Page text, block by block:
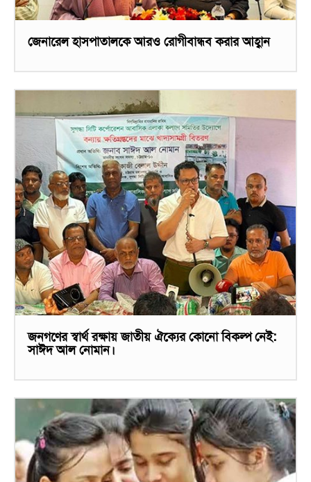
জেনারেল হাসপাতালকে আরও রোগীবান্ধব করার আহ্বান
জনগণের স্বার্থ রক্ষায় জাতীয় ঐক্যের কোনো বিকল্প নেই:
সাঈদ আল নোমান।